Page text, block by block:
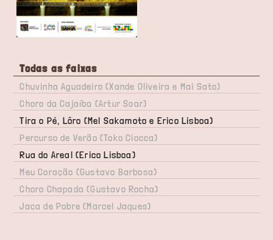
Todas as faixas
Chuvinha Aguadeiro (Xande Oliveira e Mai Sato)
Choro da Cajaíba (Artur Soar)
Tira o Pé, Lôro (Mel Sakamoto e Erico Lisboa)
Percurso de Verão (Toko Ciocca)
Rua do Areal (Erico Lisboa)
Meu Coração (Gustavo Barbosa)
Choro Chapada (Gustavo Rocha)
Jaca de Pobre (Marcel Jaques)